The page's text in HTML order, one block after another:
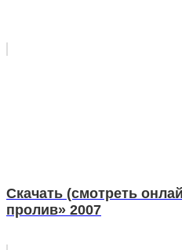
Скачать (смотреть
пролив» 2007